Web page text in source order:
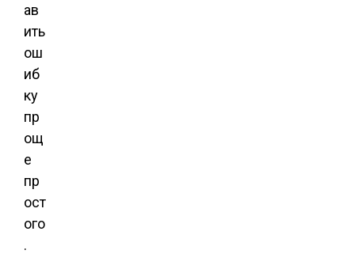
ав
ить
ош
иб
ку
пр
ощ
е
пр
ост
ого
.